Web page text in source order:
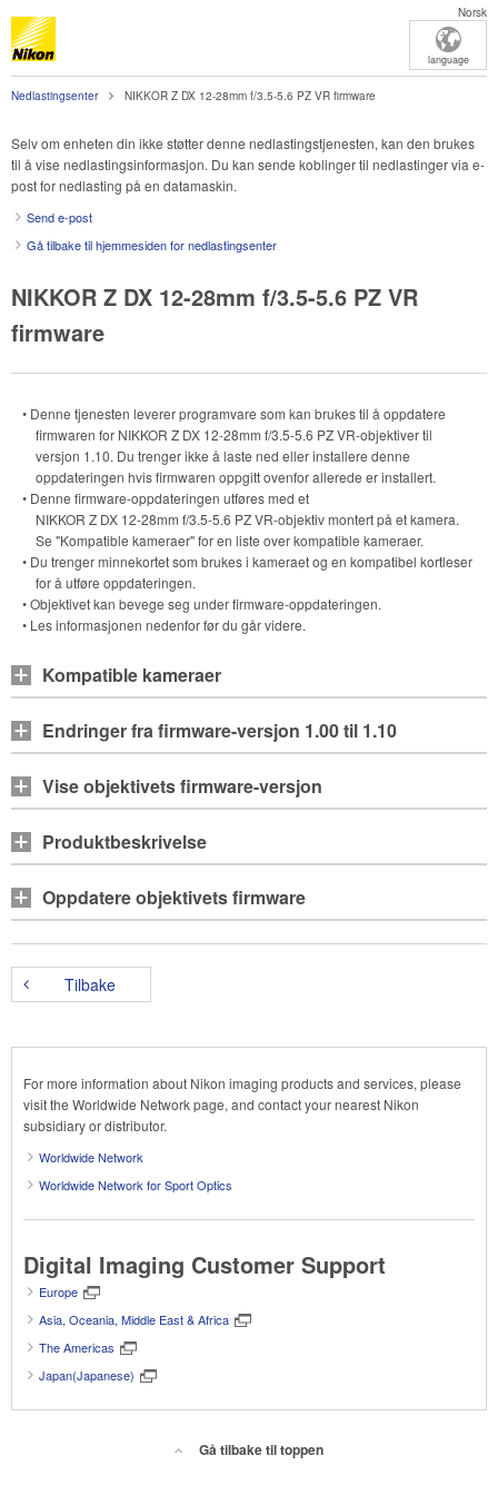
Norsk
language
Nedlastingsenter NIKKOR Z DX 12-28mm f/3.5-5.6 PZ VR firmware
Selv om enheten din ikke støtter denne nedlastingstjenesten, kan den brukes
til å vise nedlastingsinformasjon. Du kan sende koblinger til nedlastinger via e-
post for nedlasting på en datamaskin.
Send e-post
Gå tilbake til hjemmesiden for nedlastingsenter
NIKKOR Z DX 12-28mm f/3.5-5.6 PZ VR
firmware
• Denne tjenesten leverer programvare som kan brukes til å oppdatere
firmwaren for NIKKOR Z DX 12-28mm f/3.5-5.6 PZ VR-objektiver til
versjon 1.10. Du trenger ikke å laste ned eller installere denne
oppdateringen hvis firmwaren oppgitt ovenfor allerede er installert.
• Denne firmware-oppdateringen utføres med et
NIKKOR Z DX 12-28mm f/3.5-5.6 PZ VR-objektiv montert på et kamera.
Se "Kompatible kameraer" for en liste over kompatible kameraer.
• Du trenger minnekortet som brukes i kameraet og en kompatibel kortleser
for å utføre oppdateringen.
• Objektivet kan bevege seg under firmware-oppdateringen.
• Les informasjonen nedenfor før du går videre.
Kompatible kameraer
Endringer fra firmware-versjon 1.00 til 1.10
Vise objektivets firmware-versjon
Produktbeskrivelse
Oppdatere objektivets firmware
Tilbake
For more information about Nikon imaging products and services, please
visit the Worldwide Network page, and contact your nearest Nikon
subsidiary or distributor.
Worldwide Network
Worldwide Network for Sport Optics
Digital Imaging Customer Support
Europe
Asia, Oceania, Middle East & Africa
The Americas
Japan(Japanese)
Gå tilbake til toppen